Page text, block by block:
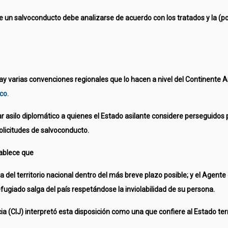
salvoconducto debe analizarse de acuerdo con los tratados y la
varias convenciones regionales que lo hacen a nivel del Continente
diplomático a quienes el Estado asilante considere
de salvoconducto.
que
del territorio nacional dentro del más breve plazo posible; y el
salga del país respetándose la inviolabilidad de su persona.
(CIJ) interpretó esta disposición como una que confiere al Estado